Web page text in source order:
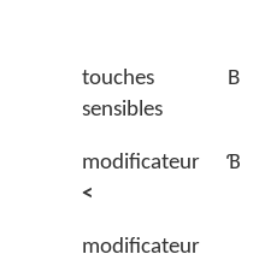
touches
sensibles
B
modificateur
<
Ɓ
modificateur